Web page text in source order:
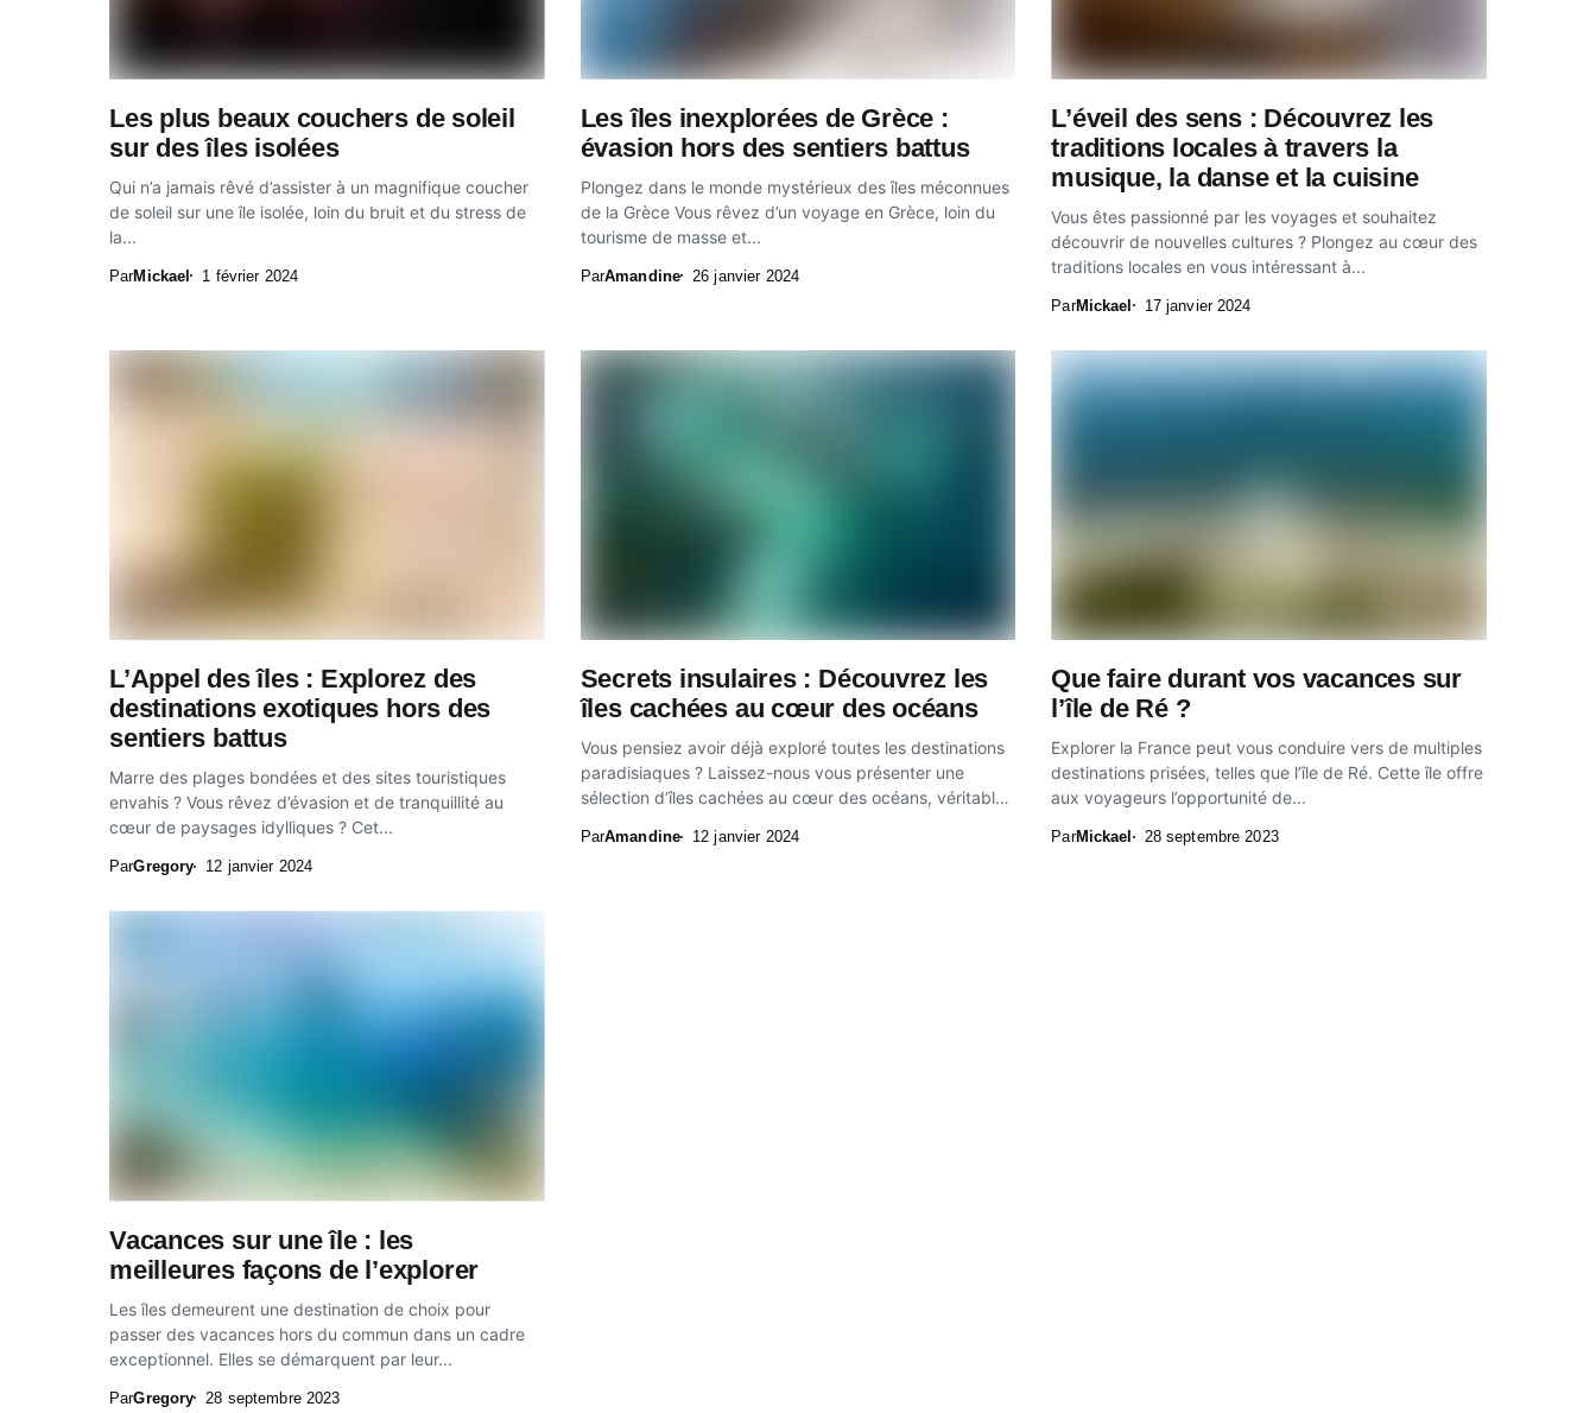
Les plus beaux couchers de soleil
sur des îles isolées
Qui n’a jamais rêvé d’assister à un magnifique coucher
de soleil sur une île isolée, loin du bruit et du stress de
la...
ParMickael 1 février 2024
Les îles inexplorées de Grèce :
évasion hors des sentiers battus
Plongez dans le monde mystérieux des îles méconnues
de la Grèce Vous rêvez d’un voyage en Grèce, loin du
tourisme de masse et...
ParAmandine 26 janvier 2024
L’éveil des sens : Découvrez les
traditions locales à travers la
musique, la danse et la cuisine
Vous êtes passionné par les voyages et souhaitez
découvrir de nouvelles cultures ? Plongez au cœur des
traditions locales en vous intéressant à...
ParMickael 17 janvier 2024
L’Appel des îles : Explorez des
destinations exotiques hors des
sentiers battus
Marre des plages bondées et des sites touristiques
envahis ? Vous rêvez d’évasion et de tranquillité au
cœur de paysages idylliques ? Cet...
ParGregory 12 janvier 2024
Secrets insulaires : Découvrez les
îles cachées au cœur des océans
Vous pensiez avoir déjà exploré toutes les destinations
paradisiaques ? Laissez-nous vous présenter une
sélection d’îles cachées au cœur des océans, véritables
ParAmandine 12 janvier 2024
Que faire durant vos vacances sur
l’île de Ré ?
Explorer la France peut vous conduire vers de multiples
destinations prisées, telles que l’île de Ré. Cette île offre
aux voyageurs l’opportunité de...
ParMickael 28 septembre 2023
Vacances sur une île : les
meilleures façons de l’explorer
Les îles demeurent une destination de choix pour
passer des vacances hors du commun dans un cadre
exceptionnel. Elles se démarquent par leur...
ParGregory 28 septembre 2023